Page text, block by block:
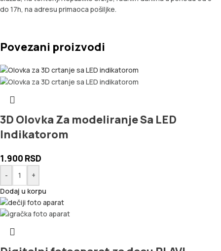
do 17h, na adresu primaoca pošiljke.
Povezani proizvodi
3D Olovka Za modeliranje Sa LED
Indikatorom
1.900 RSD
-
+
Dodaj u korpu